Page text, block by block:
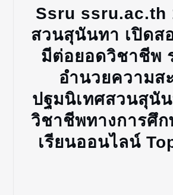
Ssru ssru.ac.th
สวนสุนันทา เปิดส
มีต่อยอดวิชาชีพ
อำนวยความส
ปฐมนิเทศสวนสุนั
วิชาชีพทางการศึ
เรียนออนไลน์